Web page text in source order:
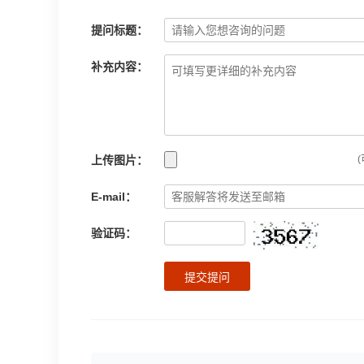
提问标题：
补充内容：
上传图片： (
E-mail：
验证码：
提交提问